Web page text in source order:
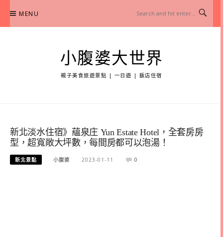
content
MENU
小腹婆大世界
親子美食旅遊景點 | 一日遊 | 飯店住宿
新北淡水住宿》蘊泉庄 Yun Estate Hotel，全套房房
型，超寬敞大坪數，每間房都可以泡湯！
新北景點 小腹婆 2023-01-11 0